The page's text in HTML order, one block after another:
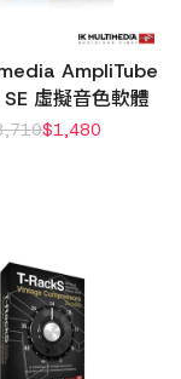
AmpliTube
SE 虛擬音色軟體
$1,480